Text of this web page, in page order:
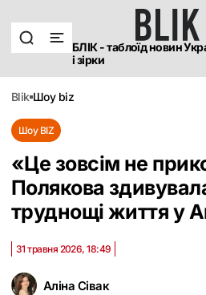
БЛІК - таблоїд новин
і зірки
blik шоу biz
Шоу BIZ
«Це зовсім не
Полякова
труднощі життя у
Аліна Сівак
31 травня 2026, 18:49